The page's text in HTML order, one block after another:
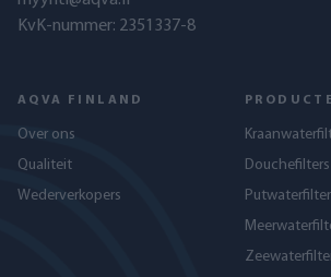
KvK-nummer: 2351337-8
AQVA FINLAND
Over ons
Qualiteit
Wederverkopers
Douchefilters